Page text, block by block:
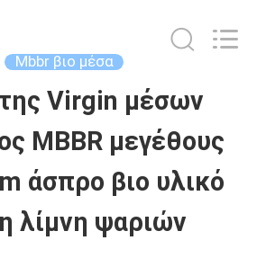
Mbbr βιο μέσα
Virgin μέσων
MBBR μεγέθους
άσπρο βιο υλικό
λίμνη ψαριών